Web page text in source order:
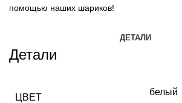
помощью наших шариков!
ДЕТАЛИ
Детали
ЦВЕТ
белый